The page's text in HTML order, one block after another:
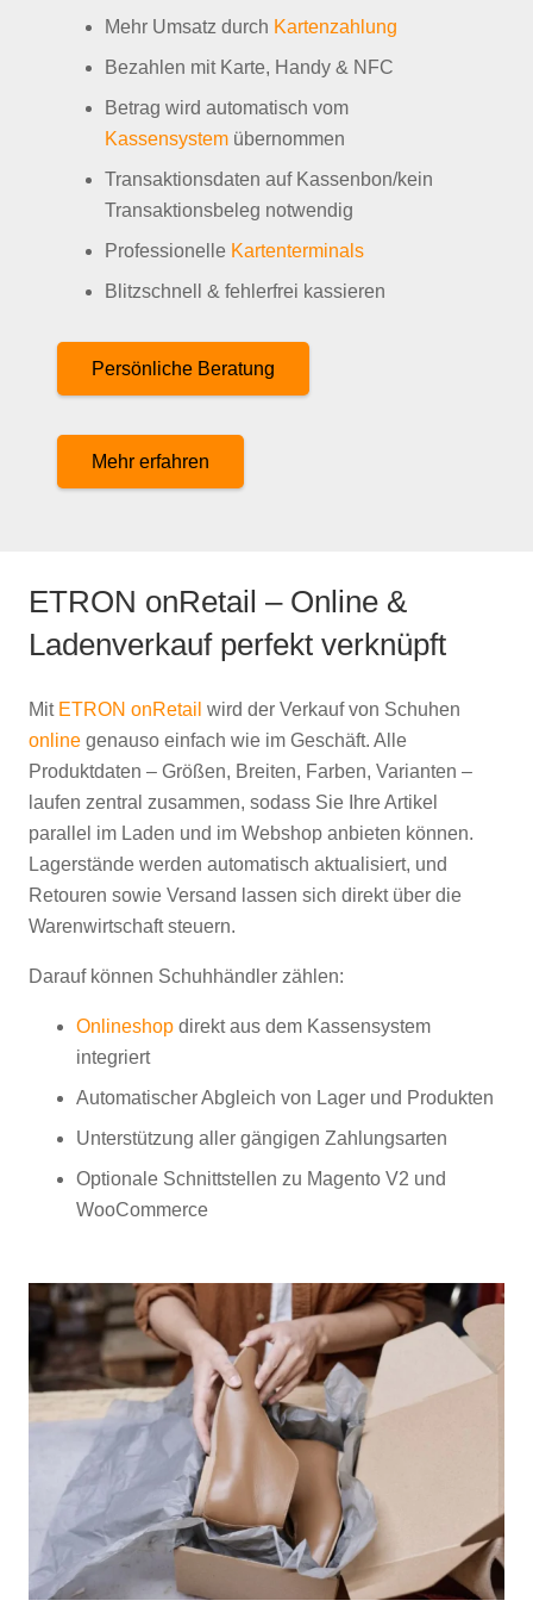
Mehr Umsatz durch Kartenzahlung
Bezahlen mit Karte, Handy & NFC
Betrag wird automatisch vom
Kassensystem übernommen
Transaktionsdaten auf Kassenbon/kein
Transaktionsbeleg notwendig
Professionelle Kartenterminals
Blitzschnell & fehlerfrei kassieren
Persönliche Beratung
Mehr erfahren
ETRON onRetail – Online &
Ladenverkauf perfekt verknüpft
Mit ETRON onRetail wird der Verkauf von Schuhen
online genauso einfach wie im Geschäft. Alle
Produktdaten – Größen, Breiten, Farben, Varianten –
laufen zentral zusammen, sodass Sie Ihre Artikel
parallel im Laden und im Webshop anbieten können.
Lagerstände werden automatisch aktualisiert, und
Retouren sowie Versand lassen sich direkt über die
Warenwirtschaft steuern.
Darauf können Schuhhändler zählen:
Onlineshop direkt aus dem Kassensystem
integriert
Automatischer Abgleich von Lager und Produkten
Unterstützung aller gängigen Zahlungsarten
Optionale Schnittstellen zu Magento V2 und
WooCommerce